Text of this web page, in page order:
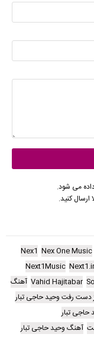
می شود.
ارسال کنید.
Nex One Music
Nex1
Next1.ir
Next1Music
Vahid Hajitabar آهنگ
دست رفت وحید حاجی تبار
تبار
آهنگ وحید حاجی تبار